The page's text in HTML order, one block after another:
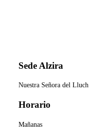
Sede Alzira
Nuestra Señora del Lluch
Horario
Mañanas